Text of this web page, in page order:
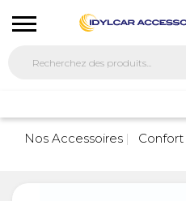
Nos Accessoires